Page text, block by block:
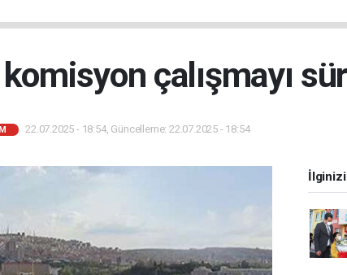
çalışmayı
22.07.2025 - 18:54, Güncelleme: 22.07.2025 - 18:54